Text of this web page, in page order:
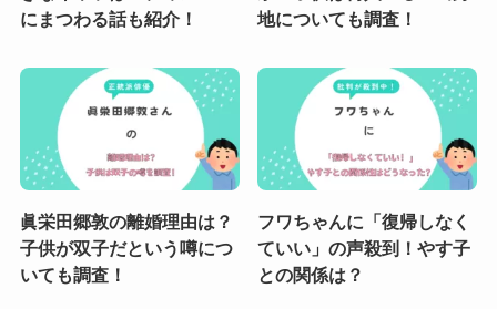
にまつわる話も紹介！
地についても調査！
眞栄田郷敦の離婚理由は？
子供が双子だという噂につ
いても調査！
フワちゃんに「復帰しなく
ていい」の声殺到！やす子
との関係は？